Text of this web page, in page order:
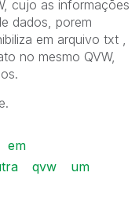
cujo as informações
dados, porem
em arquivo txt ,
no mesmo QVW,
em
qvw um